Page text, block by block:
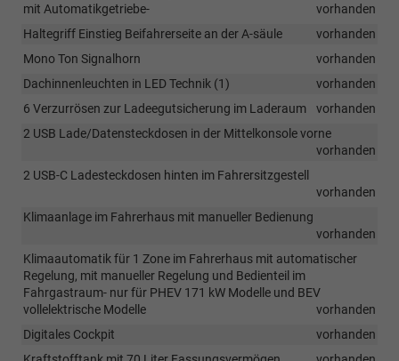
mit Automatikgetriebe-
vorhanden
Haltegriff Einstieg Beifahrerseite an der A-säule
vorhanden
Mono Ton Signalhorn
vorhanden
Dachinnenleuchten in LED Technik (1)
vorhanden
6 Verzurrösen zur Ladeegutsicherung im Laderaum
vorhanden
2 USB Lade/Datensteckdosen in der Mittelkonsole vorne
vorhanden
2 USB-C Ladesteckdosen hinten im Fahrersitzgestell
vorhanden
Klimaanlage im Fahrerhaus mit manueller Bedienung
vorhanden
Klimaautomatik für 1 Zone im Fahrerhaus mit automatischer
Regelung, mit manueller Regelung und Bedienteil im
Fahrgastraum- nur für PHEV 171 kW Modelle und BEV
vollelektrische Modelle
vorhanden
Digitales Cockpit
vorhanden